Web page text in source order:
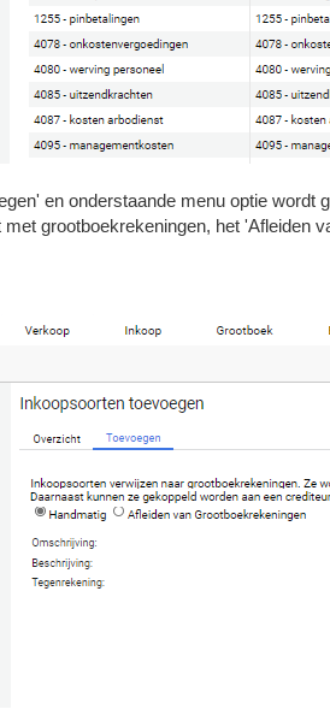
en onderstaande menu optie
grootboekrekeningen, het 'Afleiden